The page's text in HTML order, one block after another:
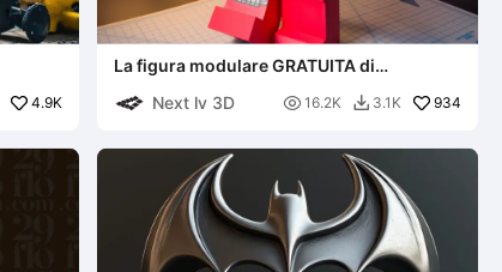
4.9K
La figura modulare GRATUITA di
Next lv 3D
 16.2K  3.1K 934